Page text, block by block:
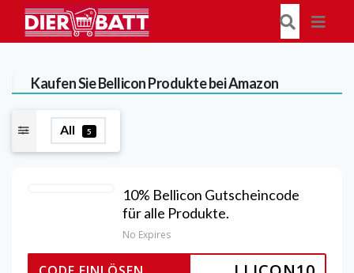
Kaufen Sie Bellicon Produkte bei Amazon
All 5
10% Bellicon Gutscheincode
für alle Produkte.
No Expires